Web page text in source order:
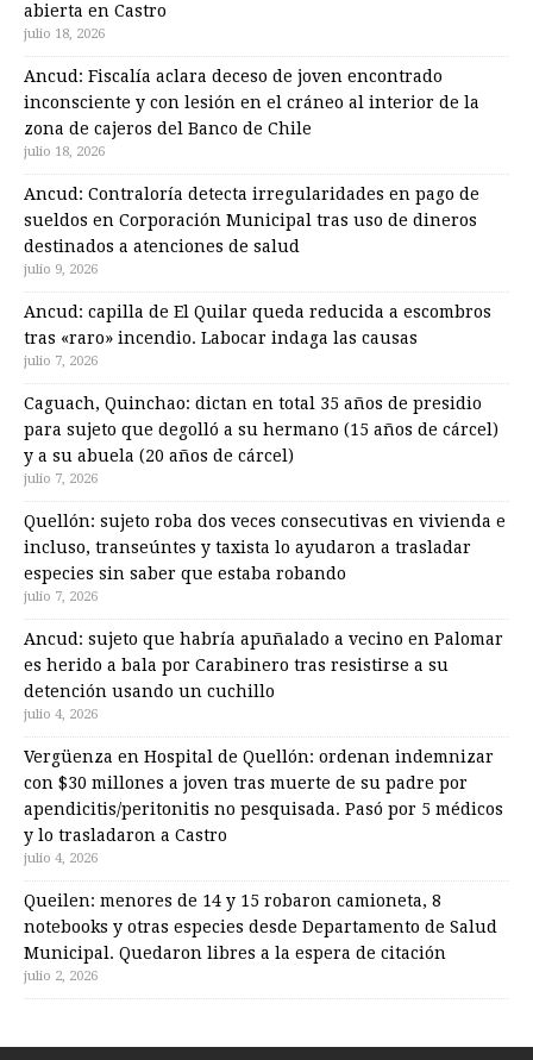
abierta en Castro
julio 18, 2026
Ancud: Fiscalía aclara deceso de joven encontrado
inconsciente y con lesión en el cráneo al interior de la
zona de cajeros del Banco de Chile
julio 18, 2026
Ancud: Contraloría detecta irregularidades en pago de
sueldos en Corporación Municipal tras uso de dineros
destinados a atenciones de salud
julio 9, 2026
Ancud: capilla de El Quilar queda reducida a escombros
tras «raro» incendio. Labocar indaga las causas
julio 7, 2026
Caguach, Quinchao: dictan en total 35 años de presidio
para sujeto que degolló a su hermano (15 años de cárcel)
y a su abuela (20 años de cárcel)
julio 7, 2026
Quellón: sujeto roba dos veces consecutivas en vivienda e
incluso, transeúntes y taxista lo ayudaron a trasladar
especies sin saber que estaba robando
julio 7, 2026
Ancud: sujeto que habría apuñalado a vecino en Palomar
es herido a bala por Carabinero tras resistirse a su
detención usando un cuchillo
julio 4, 2026
Vergüenza en Hospital de Quellón: ordenan indemnizar
con $30 millones a joven tras muerte de su padre por
apendicitis/peritonitis no pesquisada. Pasó por 5 médicos
y lo trasladaron a Castro
julio 4, 2026
Queilen: menores de 14 y 15 robaron camioneta, 8
notebooks y otras especies desde Departamento de Salud
Municipal. Quedaron libres a la espera de citación
julio 2, 2026